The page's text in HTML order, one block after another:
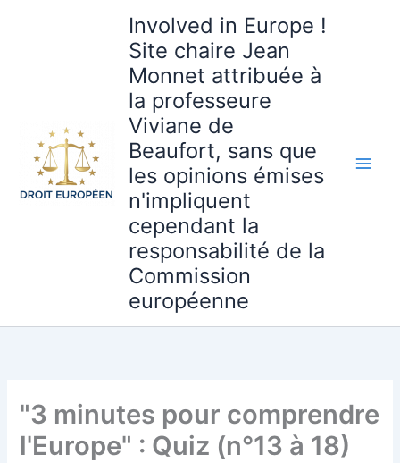
Involved in Europe !
Site chaire Jean
Monnet attribuée à
la professeure
Viviane de
Beaufort, sans que
les opinions émises
n'impliquent
cependant la
responsabilité de la
Commission
européenne
"3 minutes pour comprendre
l'Europe" : Quiz (n°13 à 18)